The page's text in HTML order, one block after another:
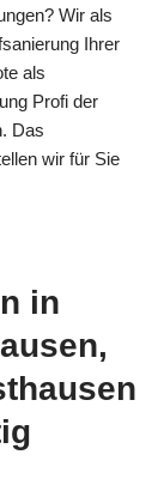
Wir als
Ihrer
als
Profi der
Das
wir für Sie
in